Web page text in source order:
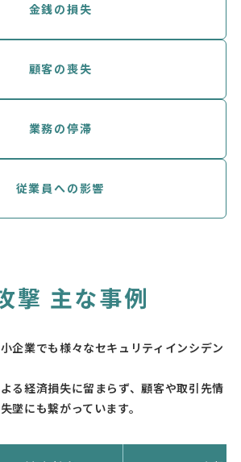
金銭の損失
顧客の喪失
業務の停滞
従業員への影響
撃 主な事例
企業でも様々なセキュリティインシデン
る経済損失に留まらず、顧客や取引先情
墜にも繋がっています。